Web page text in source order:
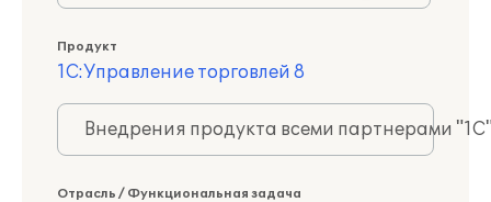
Продукт
1С:Управление торговлей 8
Внедрения продукта всеми партнерами
Отрасль / Функциональная задача